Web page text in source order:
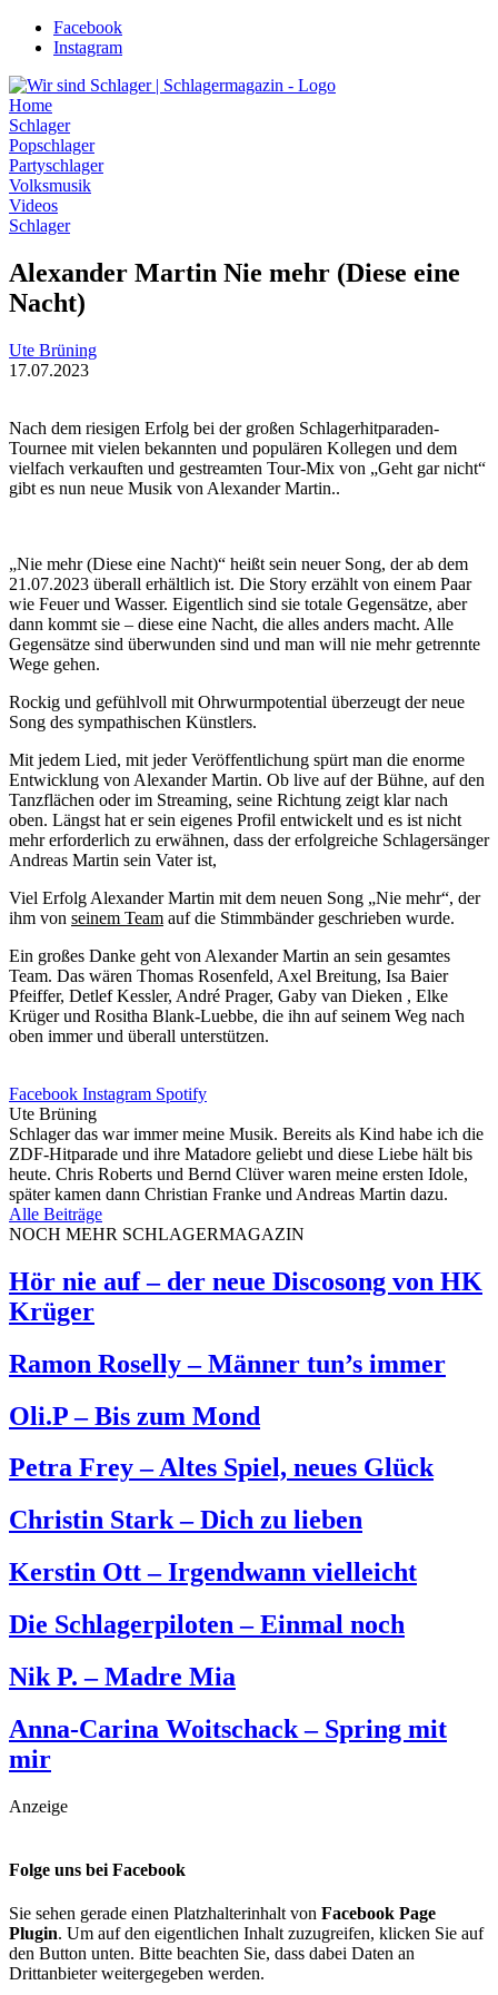
Zum
Inhalt
Facebook
Instagram
Home
Schlager
Popschlager
Partyschlager
Volksmusik
Videos
Schlager
Alexander Martin Nie mehr (Diese eine
Nacht)
Ute Brüning
17.07.2023
Nach dem riesigen Erfolg bei der großen Schlagerhitparaden-
Tournee mit vielen bekannten und populären Kollegen und dem
vielfach verkauften und gestreamten Tour-Mix von „Geht gar nicht“
gibt es nun neue Musik von Alexander Martin..
„Nie mehr (Diese eine Nacht)“ heißt sein neuer Song, der ab dem
21.07.2023 überall erhältlich ist. Die Story erzählt von einem Paar
wie Feuer und Wasser. Eigentlich sind sie totale Gegensätze, aber
dann kommt sie – diese eine Nacht, die alles anders macht. Alle
Gegensätze sind überwunden sind und man will nie mehr getrennte
Wege gehen.
Rockig und gefühlvoll mit Ohrwurmpotential überzeugt der neue
Song des sympathischen Künstlers.
Mit jedem Lied, mit jeder Veröffentlichung spürt man die enorme
Entwicklung von Alexander Martin. Ob live auf der Bühne, auf den
Tanzflächen oder im Streaming, seine Richtung zeigt klar nach
oben. Längst hat er sein eigenes Profil entwickelt und es ist nicht
mehr erforderlich zu erwähnen, dass der erfolgreiche Schlagersänger
Andreas Martin sein Vater ist,
Viel Erfolg Alexander Martin mit dem neuen Song „Nie mehr“, der
ihm von seinem Team auf die Stimmbänder geschrieben wurde.
Ein großes Danke geht von Alexander Martin an sein gesamtes
Team. Das wären Thomas Rosenfeld, Axel Breitung, Isa Baier
Pfeiffer, Detlef Kessler, André Prager, Gaby van Dieken , Elke
Krüger und Rositha Blank-Luebbe, die ihn auf seinem Weg nach
oben immer und überall unterstützen.
Facebook Instagram Spotify
Ute Brüning
Schlager das war immer meine Musik. Bereits als Kind habe ich die
ZDF-Hitparade und ihre Matadore geliebt und diese Liebe hält bis
heute. Chris Roberts und Bernd Clüver waren meine ersten Idole,
später kamen dann Christian Franke und Andreas Martin dazu.
Alle Beiträge
NOCH MEHR SCHLAGERMAGAZIN
Hör nie auf – der neue Discosong von HK
Krüger
Ramon Roselly – Männer tun’s immer
Oli.P – Bis zum Mond
Petra Frey – Altes Spiel, neues Glück
Christin Stark – Dich zu lieben
Kerstin Ott – Irgendwann vielleicht
Die Schlagerpiloten – Einmal noch
Nik P. – Madre Mia
Anna-Carina Woitschack – Spring mit
mir
Anzeige
Folge uns bei Facebook
Sie sehen gerade einen Platzhalterinhalt von Facebook Page
Plugin. Um auf den eigentlichen Inhalt zuzugreifen, klicken Sie auf
den Button unten. Bitte beachten Sie, dass dabei Daten an
Drittanbieter weitergegeben werden.